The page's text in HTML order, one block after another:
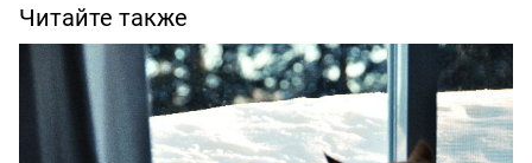
Читайте также